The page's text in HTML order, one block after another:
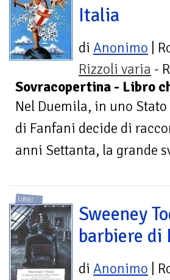
Italia
di Anonimo |
Rizzoli varia -
Sovracopertina - Libro
Nel Duemila, in uno
di Fanfani decide di
anni Settanta, la grande
LIBRI
Sweeney
barbiere di
di Anonimo |